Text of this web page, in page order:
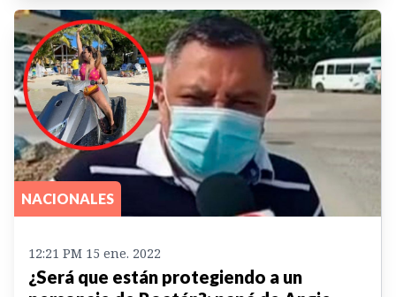
NACIONALES
12:21 PM 15 ene. 2022
¿Será que están protegiendo a un